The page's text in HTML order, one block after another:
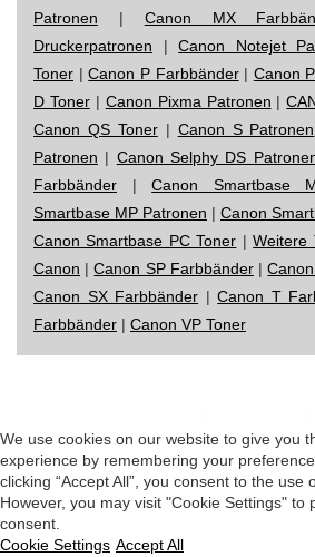
Patronen | Canon MX
Druckerpatronen |Canon Notejet
Toner |Canon P Farbbänder| Canon
D Toner| Canon Pixma Patronen |
Canon QS Toner| Canon S Patronen
Patronen | Canon Selphy DS
Farbbänder |Canon Smartbase
Smartbase MP Patronen | Canon
Canon Smartbase PC Toner |Weitere
Canon |Canon SP Farbbänder|
Canon SX Farbbänder |Canon T
Farbbänder | Canon VP Toner
We use cookies on our website to give you
experience by remembering your
clicking “Accept All”, you consent to the use
However, you may visit "Cookie Settings" to
consent.
Cookie Settings Accept All